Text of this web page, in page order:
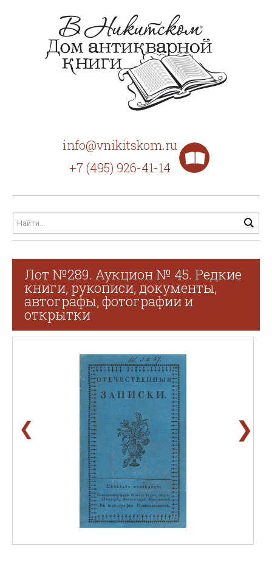
info@vnikitskom.ru
+7 (495) 926-41-14
Лот №289. Аукцион № 45. Редкие
книги, рукописи, документы,
автографы, фотографии и
открытки
❮ ❯